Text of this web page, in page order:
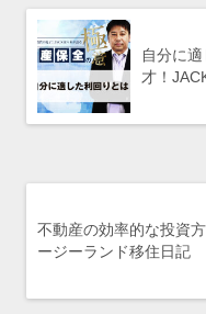
自分に
才！
不動産の効率的な投資
ージーランド移住日記